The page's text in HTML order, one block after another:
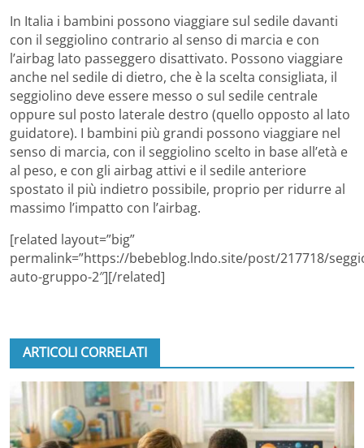
In Italia i bambini possono viaggiare sul sedile davanti
con il seggiolino contrario al senso di marcia e con
l’airbag lato passeggero disattivato. Possono viaggiare
anche nel sedile di dietro, che è la scelta consigliata, il
seggiolino deve essere messo o sul sedile centrale
oppure sul posto laterale destro (quello opposto al lato
guidatore). I bambini più grandi possono viaggiare nel
senso di marcia, con il seggiolino scelto in base all’età e
al peso, e con gli airbag attivi e il sedile anteriore
spostato il più indietro possibile, proprio per ridurre al
massimo l’impatto con l’airbag.
[related layout=”big”
permalink=”https://bebeblog.lndo.site/post/217718/
auto-gruppo-2″][/related]
ARTICOLI CORRELATI